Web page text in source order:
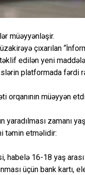
müəyyənləşir.
çıxarılan
edilən yeni
platformada fərdi
orqanının müəyyən
zamanı
təmin etməlidir:
habelə 16-18 yaş
üçün bank